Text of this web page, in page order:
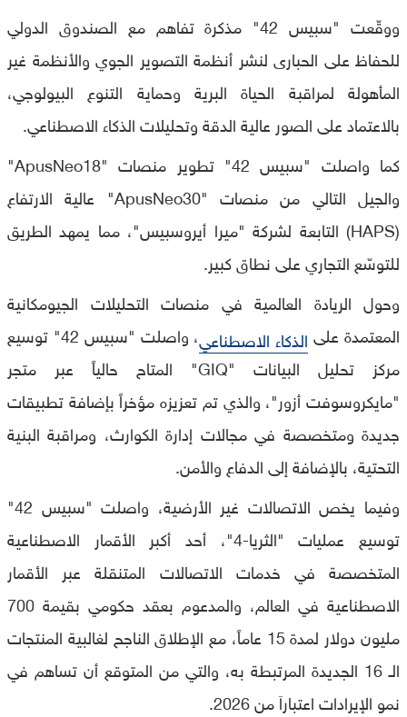
ووقّعت "سبيس 42" مذكرة تفاهم مع الصندوق الدولي
للحفاظ على الحبارى لنشر أنظمة التصوير الجوي والأنظمة غير
المأهولة لمراقبة الحياة البرية وحماية التنوع البيولوجي،
بالاعتماد على الصور عالية الدقة وتحليلات الذكاء الاصطناعي.
كما واصلت "سبيس 42" تطوير منصات "ApusNeo18"
والجيل التالي من منصات "ApusNeo30" عالية الارتفاع
(HAPS) التابعة لشركة "ميرا أيروسبيس"، مما يمهد الطريق
للتوسّع التجاري على نطاق كبير.
وحول الريادة العالمية في منصات التحليلات الجيومكانية
المعتمدة على الذكاء الاصطناعي
، واصلت "سبيس 42" توسيع
مركز تحليل البيانات "GIQ" المتاح حالياً عبر متجر
"مايكروسوفت أزور"، والذي تم تعزيزه مؤخراً بإضافة تطبيقات
جديدة ومتخصصة في مجالات إدارة الكوارث، ومراقبة البنية
التحتية، بالإضافة إلى الدفاع والأمن.
وفيما يخص الاتصالات غير الأرضية، واصلت "سبيس 42"
توسيع عمليات "الثريا-4"، أحد أكبر الأقمار الاصطناعية
المتخصصة في خدمات الاتصالات المتنقلة عبر الأقمار
الاصطناعية في العالم، والمدعوم بعقد حكومي بقيمة 700
مليون دولار لمدة 15 عاماً، مع الإطلاق الناجح لغالبية المنتجات
الـ 16 الجديدة المرتبطة به، والتي من المتوقع أن تساهم في
نمو الإيرادات اعتباراَ من 2026.